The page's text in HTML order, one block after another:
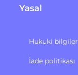
Yasal
Hukuki bilgiler
İade politikası